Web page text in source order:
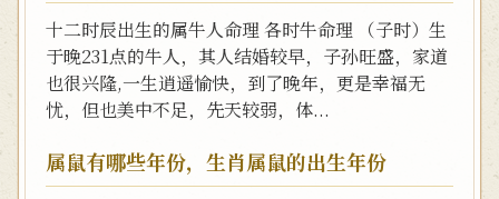
十二时辰出生的属牛人命理 各时牛命理 （子时）生
于晚231点的牛人，其人结婚较早，子孙旺盛，家道
也很兴隆,一生逍遥愉快，到了晚年，更是幸福无
忧，但也美中不足，先天较弱，体...
属鼠有哪些年份，生肖属鼠的出生年份